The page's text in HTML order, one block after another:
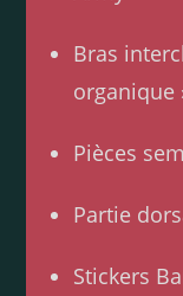
Bras
organique
Pièces
Partie
Stickers